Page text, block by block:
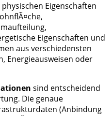
Eigenschaften
Eigenschaften und
aus verschiedensten
Energieausweisen oder
sind entscheidend
Die genaue
(Anbindung